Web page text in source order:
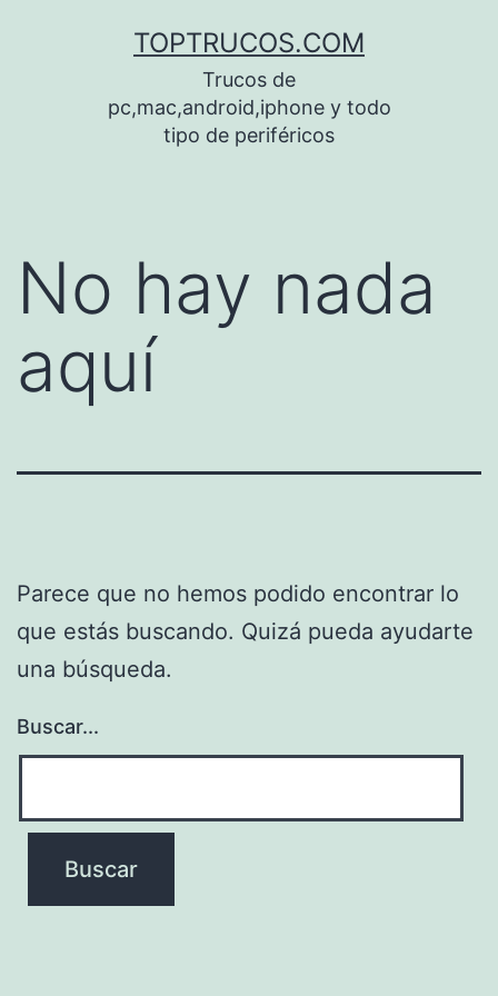
TOPTRUCOS.COM
Trucos de
pc,mac,android,iphone y todo
tipo de periféricos
No hay nada
aquí
Parece que no hemos podido encontrar lo
que estás buscando. Quizá pueda ayudarte
una búsqueda.
Buscar...